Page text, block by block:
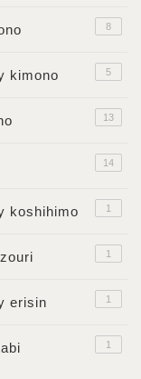
8
kimono 5
13
14
koshihimo 1
1
erisin 1
1